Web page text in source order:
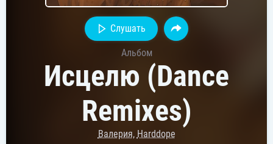
Слушать
Альбом
Исцелю (Dance
Remixes)
Валерия, Harddope